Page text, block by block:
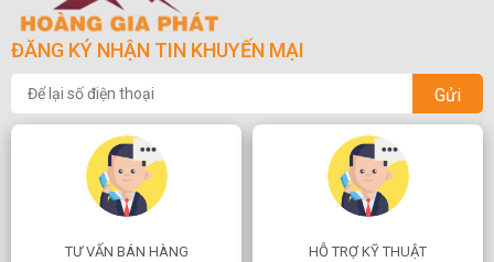
ĐĂNG KÝ NHẬN TIN KHUYẾN MẠI
Gửi
TƯ VẤN BÁN HÀNG HỖ TRỢ KỸ THUẬT